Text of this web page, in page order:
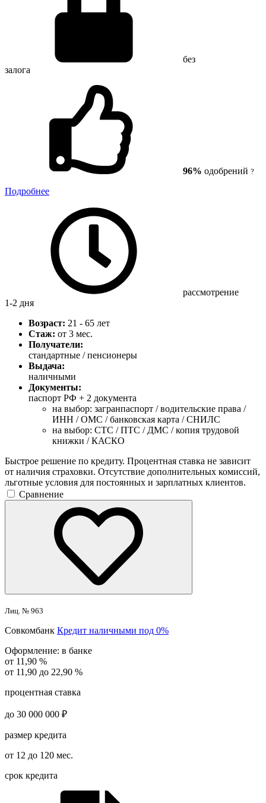
без
залога
96% одобрений ?
Подробнее
рассмотрение
1-2 дня
Возраст: 21 - 65 лет
Стаж: от 3 мес.
Получатели:
стандартные / пенсионеры
Выдача:
наличными
Документы:
паспорт РФ + 2 документа
на выбор: загранпаспорт / водительские права /
ИНН / ОМС / банковская карта / СНИЛС
на выбор: СТС / ПТС / ДМС / копия трудовой
книжки / КАСКО
Быстрое решение по кредиту. Процентная ставка не зависит
от наличия страховки. Отсутствие дополнительных комиссий,
льготные условия для постоянных и зарплатных клиентов.
Сравнение
Лиц. № 963
Совкомбанк Кредит наличными под 0%
Оформление: в банке
от 11,90 %
от 11,90 до 22,90 %
процентная ставка
до 30 000 000 ₽
размер кредита
от 12 до 120 мес.
срок кредита